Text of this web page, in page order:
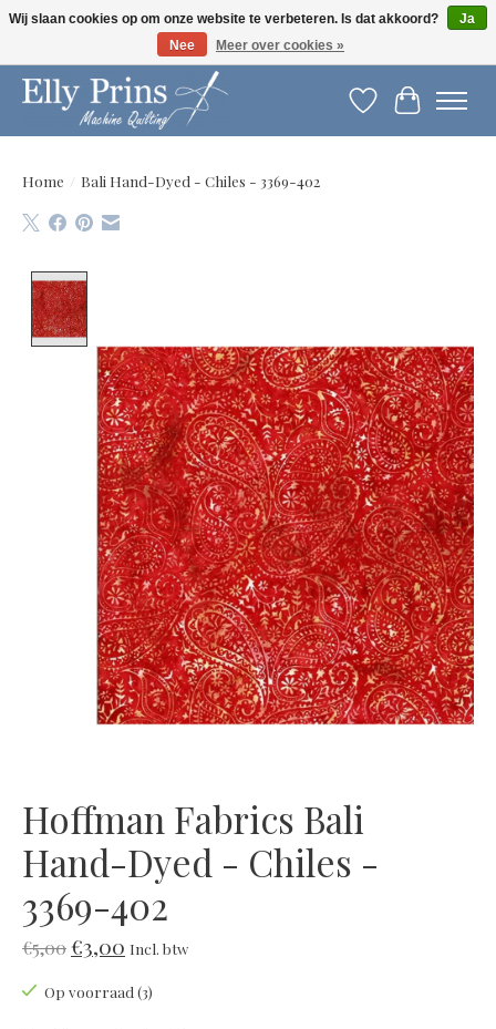
Let op: gewijzigde openingstijden!
Verlanglijst
Home / Bali Hand-Dyed - Chiles - 3369-402
Hoffman Fabrics Bali
Hand-Dyed - Chiles -
3369-402
€5,00€3,00 Incl. btw
Op voorraad (3)
Wij slaan cookies op om onze website te verbeteren. Is dat akkoord?
Ja
Nee
Meer over cookies »